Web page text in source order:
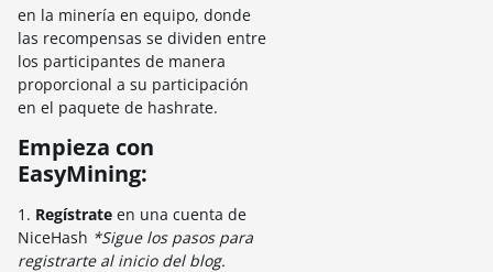
en la minería en equipo, donde
las recompensas se dividen entre
los participantes de manera
proporcional a su participación
en el paquete de hashrate.
Empieza con
EasyMining:
1. Regístrate en una cuenta de
NiceHash *Sigue los pasos para
registrarte al inicio del blog.